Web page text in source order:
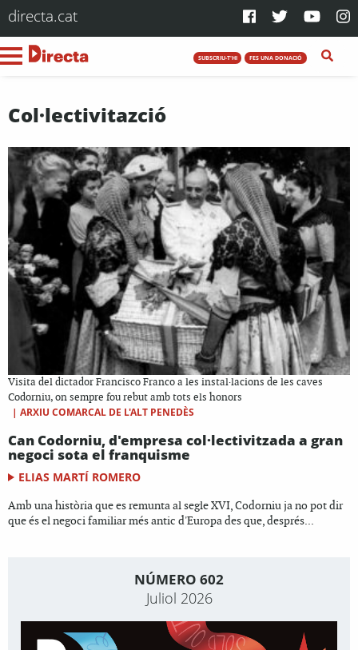
directa.cat
SUBSCRIU-T'HI FES UNA DONACIÓ
Col·lectivitazció
Visita del dictador Francisco Franco a les instal·lacions de les caves
Codorniu, on sempre fou rebut amb tots els honors
| ARXIU COMARCAL DE L'ALT PENEDÈS
Can Codorniu, d'empresa col·lectivitzada a gran
negoci sota el franquisme
ELIAS MARTÍ ROMERO
Amb una història que es remunta al segle XVI, Codorniu ja no pot dir
que és el negoci familiar més antic d'Europa des que, després...
NÚMERO 602
Juliol 2026